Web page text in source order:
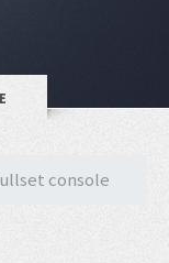
console